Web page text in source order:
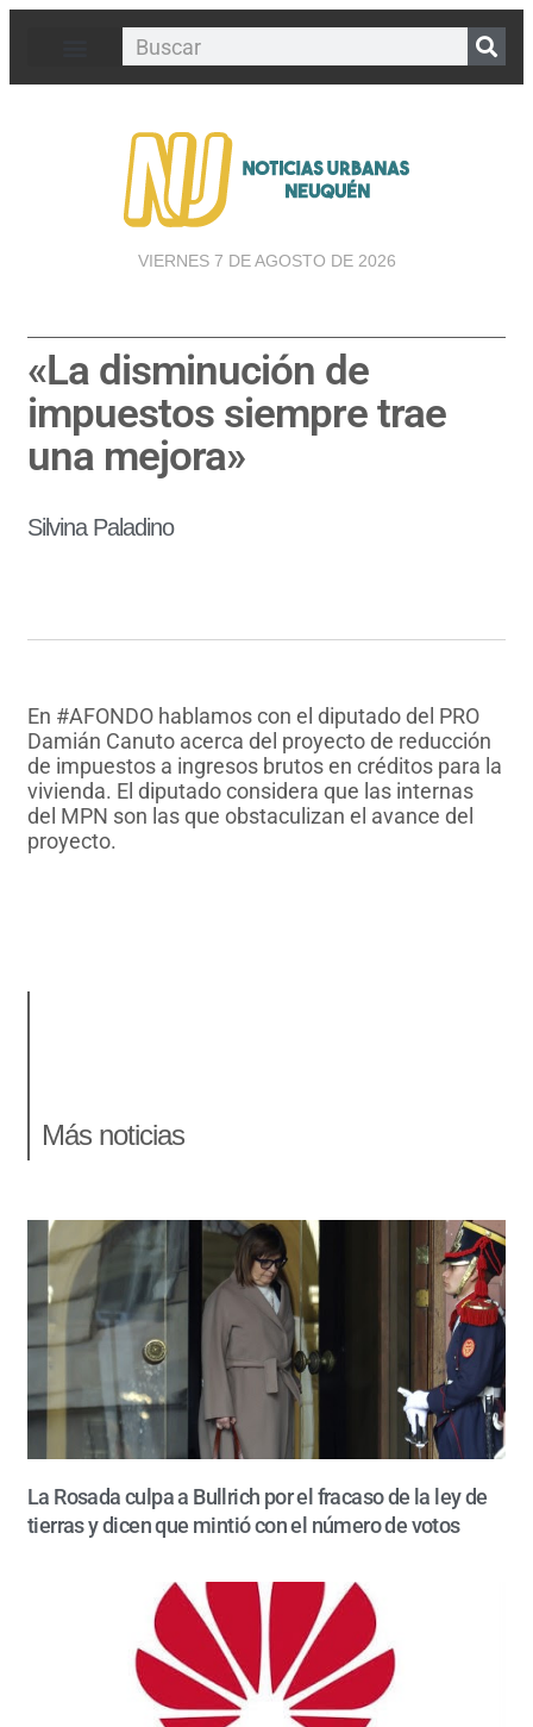
VIERNES 7 DE AGOSTO DE 2026
«La disminución de
impuestos siempre trae
una mejora»
Silvina Paladino
En #AFONDO hablamos con el diputado del PRO
Damián Canuto acerca del proyecto de reducción
de impuestos a ingresos brutos en créditos para la
vivienda. El diputado considera que las internas
del MPN son las que obstaculizan el avance del
proyecto.
Más noticias
La Rosada culpa a Bullrich por el fracaso de la ley de
tierras y dicen que mintió con el número de votos